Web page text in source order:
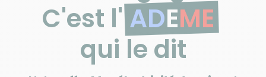
C'est ME
l' ADEME
qui le dit